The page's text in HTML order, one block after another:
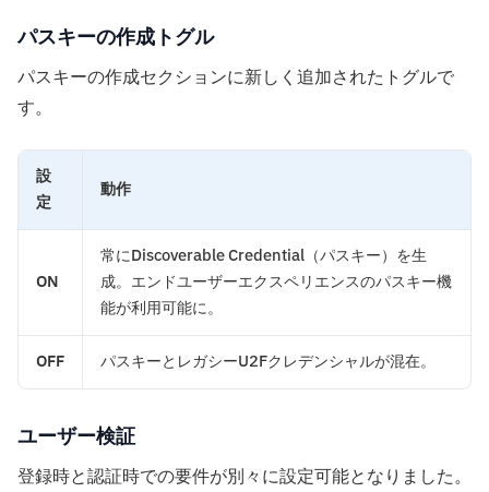
パスキーの作成 トグル
パスキーの作成セクションに新しく追加されたトグルで
す。
設
定
動作
ON
常にDiscoverable Credential（パスキー）を生
成。エンドユーザーエクスペリエンスのパスキー機
能が利用可能に。
OFF パスキーとレガシーU2Fクレデンシャルが混在。
ユーザー検証
登録時と認証時での要件が別々に設定可能となりました。